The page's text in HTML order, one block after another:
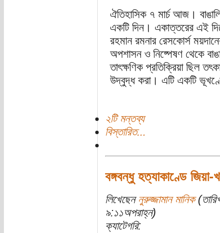
ঐতিহাসিক ৭ মার্চ আজ।
একটি দিন। একাত্তরের এই
রহমান রমনার রেসকোর্স
অপশাসন ও নিষ্পেষণ থেকে
তাৎক্ষণিক প্রতিক্রিয়া ছিল
উদ্বুদ্ধ করা। এটি একটি
২টি মন্তব্য
বিস্তারিত...
বঙ্গবন্ধু হত্যাকাণ্ডে
লিখেছেন নুরুজ্জামান মানিক
৯:১১অপরাহ্ন)
ক্যাটেগরি: